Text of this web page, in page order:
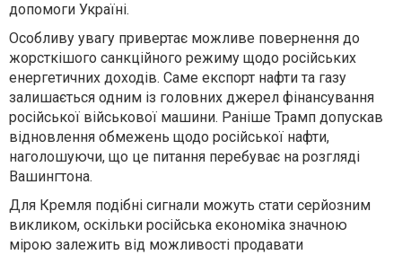
допомоги Україні.
Особливу увагу привертає можливе повернення до
жорсткішого санкційного режиму щодо російських
енергетичних доходів. Саме експорт нафти та газу
залишається одним із головних джерел фінансування
російської військової машини. Раніше Трамп допускав
відновлення обмежень щодо російської нафти,
наголошуючи, що це питання перебуває на розгляді
Вашингтона.
Для Кремля подібні сигнали можуть стати серйозним
викликом, оскільки російська економіка значною
мірою залежить від можливості продавати